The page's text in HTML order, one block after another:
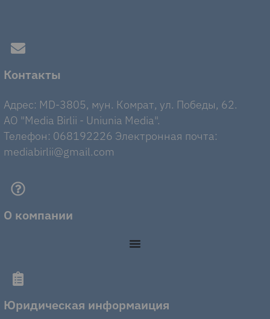
Контакты
Адрес: MD-3805, мун. Комрат, ул. Победы, 62.
AO "Media Birlii - Uniunia Media".
Телефон: 068192226 Электронная почта:
mediabirlii@gmail.com
О компании
Юридическая информаиция